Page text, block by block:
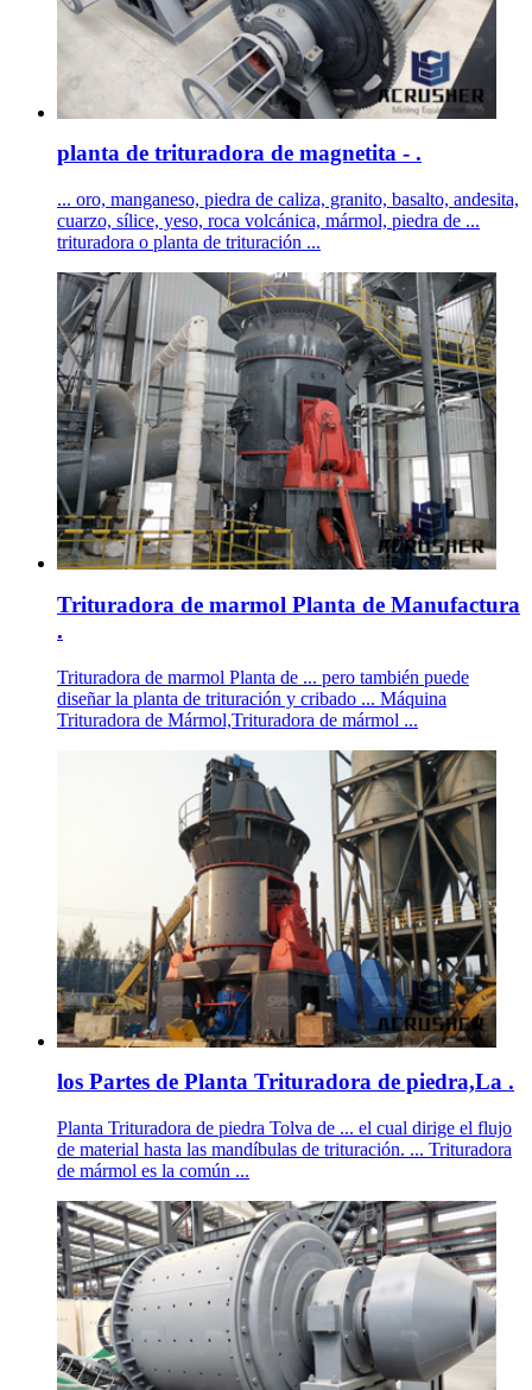
planta de trituradora de magnetita - .
... oro, manganeso, piedra de caliza, granito, basalto, andesita,
cuarzo, sílice, yeso, roca volcánica, mármol, piedra de ...
trituradora o planta de trituración ...
Trituradora de marmol Planta de Manufactura
.
Trituradora de marmol Planta de ... pero también puede
diseñar la planta de trituración y cribado ... Máquina
Trituradora de Mármol,Trituradora de mármol ...
los Partes de Planta Trituradora de piedra,La .
Planta Trituradora de piedra Tolva de ... el cual dirige el flujo
de material hasta las mandíbulas de trituración. ... Trituradora
de mármol es la común ...